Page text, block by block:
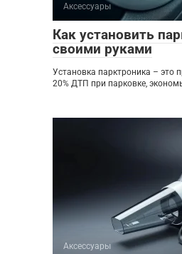
Аксессуары
Как установить
своими руками
Установка парктроника – это
20% ДТП при парковке,
Аксессуары